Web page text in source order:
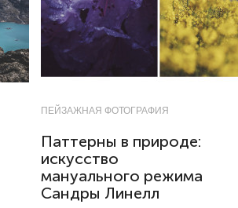
ПЕЙЗАЖНАЯ ФОТОГРАФИЯ
Паттерны в природе:
искусство
мануального режима
Сандры Линелл